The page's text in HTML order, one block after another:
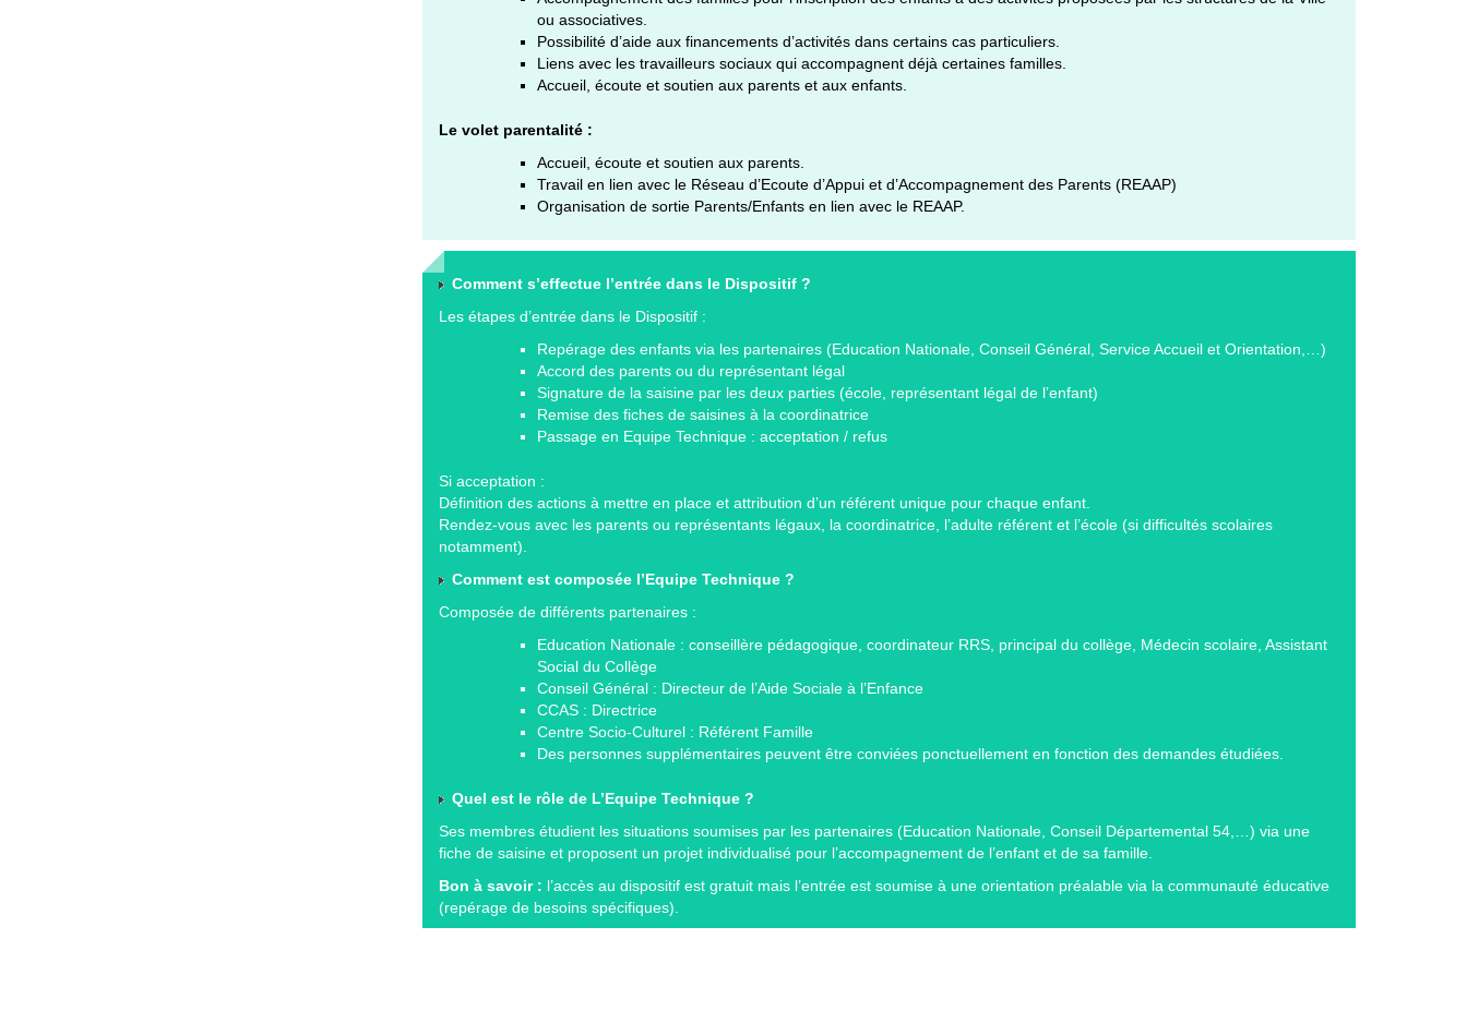
ou associatives.
Possibilité d’aide aux financements d’activités dans certains cas particuliers.
Liens avec les travailleurs sociaux qui accompagnent déjà certaines familles.
Accueil, écoute et soutien aux parents et aux enfants.
Le volet parentalité :
Accueil, écoute et soutien aux parents.
Travail en lien avec le Réseau d’Ecoute d’Appui et d’Accompagnement des Parents (REAAP)
Organisation de sortie Parents/Enfants en lien avec le REAAP.
Comment s’effectue l’entrée dans le Dispositif ?
Les étapes d’entrée dans le Dispositif :
Repérage des enfants via les partenaires (Education Nationale, Conseil Général, Service Accueil et Orientation,…)
Accord des parents ou du représentant légal
Signature de la saisine par les deux parties (école, représentant légal de l’enfant)
Remise des fiches de saisines à la coordinatrice
Passage en Equipe Technique : acceptation / refus
Si acceptation :
Définition des actions à mettre en place et attribution d’un référent unique pour chaque enfant.
Rendez-vous avec les parents ou représentants légaux, la coordinatrice, l’adulte référent et l’école (si difficultés scolaires
notamment).
Comment est composée l’Equipe Technique ?
Composée de différents partenaires :
Education Nationale : conseillère pédagogique, coordinateur RRS, principal du collège, Médecin scolaire, Assistant
Social du Collège
Conseil Général : Directeur de l’Aide Sociale à l’Enfance
CCAS : Directrice
Centre Socio-Culturel : Référent Famille
Des personnes supplémentaires peuvent être conviées ponctuellement en fonction des demandes étudiées.
Quel est le rôle de L’Equipe Technique ?
Ses membres étudient les situations soumises par les partenaires (Education Nationale, Conseil Départemental 54,…) via une
fiche de saisine et proposent un projet individualisé pour l’accompagnement de l’enfant et de sa famille.
Bon à savoir : l’accès au dispositif est gratuit mais l’entrée est soumise à une orientation préalable via la communauté éducative
(repérage de besoins spécifiques).